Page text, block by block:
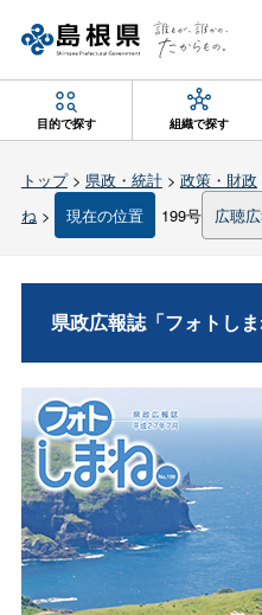
目的で探す 組織で探す
トップ> 県政・統計> 政策・財政
ね> 現在の位置 199号 広聴
県政広報誌「フォトし